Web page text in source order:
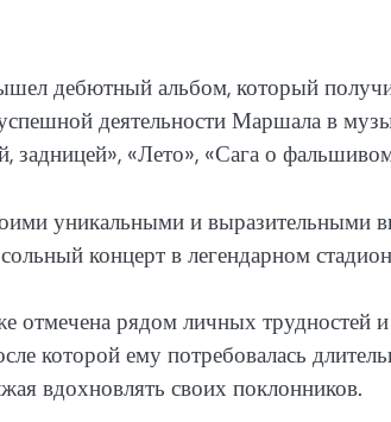
дебютный альбом, который
деятельности Маршала в
задницей», «Лето», «Сага о
уникальными и выразительными
концерт в легендарном
рядом личных трудностей
которой ему потребовалась
вдохновлять своих поклонников.